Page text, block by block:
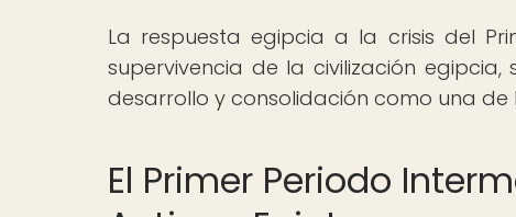
La respuesta egipcia a la crisis del
supervivencia de la civilización
desarrollo y consolidación como una
El Primer Periodo